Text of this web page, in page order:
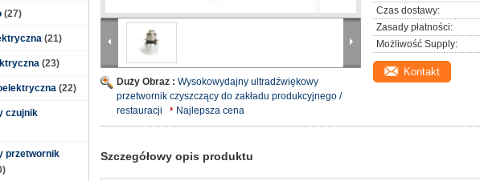
(27)
(21)
(23)
(22)
czujnik
przetwornik
Duży Obraz : Wysokowydajny ultradźwiękowy
przetwornik czyszczący do zakładu produkcyjnego /
restauracji
Najlepsza cena
Czas dostawy:
Zasady płatności:
Możliwość Supply:
Kontakt
Szczegółowy opis produktu